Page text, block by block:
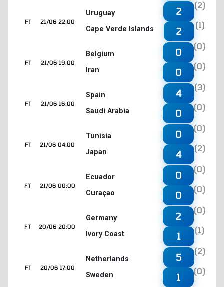
21/06 22:00
FT
Uruguay
Cape Verde Islands
2
(2)
2
(1)
21/06 19:00
FT
Belgium
Iran
0
(0)
0
(0)
21/06 16:00
FT
Spain
Saudi Arabia
4
(3)
0
(0)
21/06 04:00
FT
Tunisia
Japan
0
(0)
4
(2)
21/06 00:00
FT
Ecuador
Curaçao
0
(0)
0
(0)
20/06 20:00
FT
Germany
Ivory Coast
2
(0)
1
(1)
20/06 17:00
FT
Netherlands
Sweden
5
(2)
1
(0)